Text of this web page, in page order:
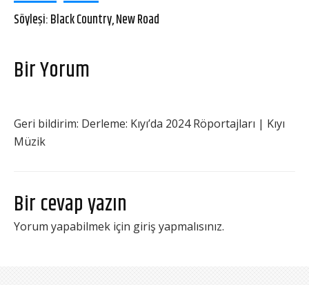
Söyleşi: Black Country, New Road
Bir Yorum
Geri bildirim: Derleme: Kıyı’da 2024 Röportajları | Kıyı
Müzik
Bir cevap yazın
Yorum yapabilmek için giriş yapmalısınız.